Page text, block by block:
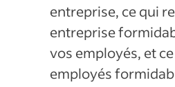
entreprise, ce qui
entreprise
vos employés, et
employés